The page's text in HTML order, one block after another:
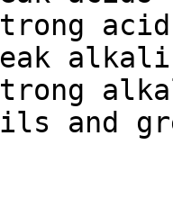
and